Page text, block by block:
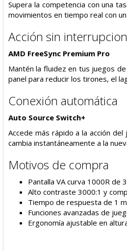
Supera la competencia con una
movimientos en tiempo real con
Acción sin
AMD FreeSync Premium Pro
Mantén la fluidez en tus juegos
panel para reducir los tirones, el
Conexión automática
Auto Source Switch+
Accede más rápido a la acción
cambia instantáneamente a la
Motivos de compra
Pantalla VA curva 1000R de
Alto contraste 3000:1 y
Tiempo de respuesta de 1
Funciones avanzadas de
Ergonomía ajustable en